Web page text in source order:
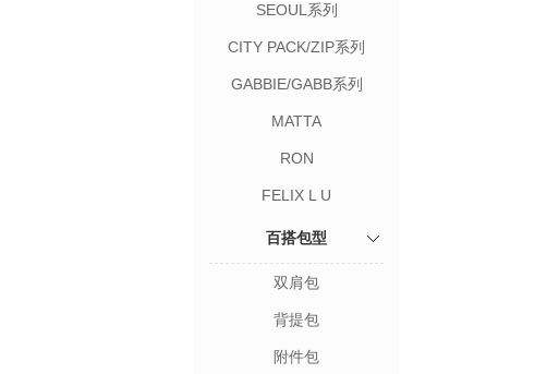
SEOUL系列
CITY PACK/ZIP系列
GABBIE/GABB系列
MATTA
RON
FELIX L U
百搭包型
双肩包
背提包
附件包